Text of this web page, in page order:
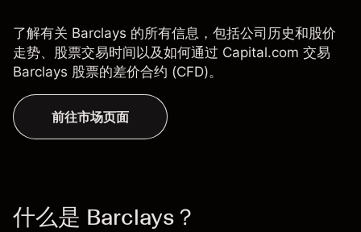
了解有关 Barclays 的所有信息，包括公司历史和股价
走势、股票交易时间以及如何通过 Capital.com 交易
Barclays 股票的差价合约 (CFD)。
前往市场页面
什么是 Barclays？